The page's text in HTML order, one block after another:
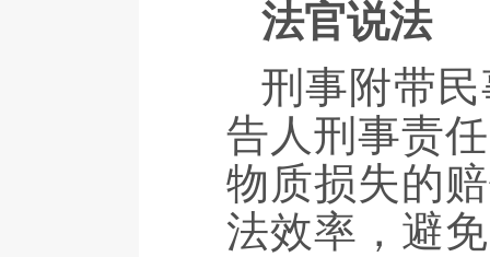
法官说法
刑事附带
告人刑事责
物质损失的
法效率，避